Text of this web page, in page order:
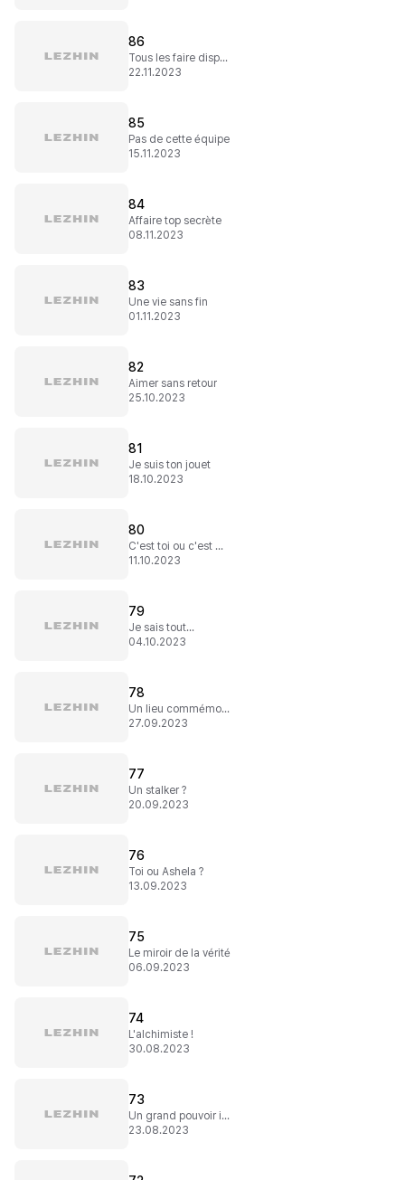
86
Tous les faire disparaître !
22.11.2023
85
Pas de cette équipe
15.11.2023
84
Affaire top secrète
08.11.2023
83
Une vie sans fin
01.11.2023
82
Aimer sans retour
25.10.2023
81
Je suis ton jouet
18.10.2023
80
C'est toi ou c'est moi ?
11.10.2023
79
Je sais tout...
04.10.2023
78
Un lieu commémoratif
27.09.2023
77
Un stalker ?
20.09.2023
76
Toi ou Ashela ?
13.09.2023
75
Le miroir de la vérité
06.09.2023
74
L'alchimiste !
30.08.2023
73
Un grand pouvoir implique de grandes responsabilités
23.08.2023